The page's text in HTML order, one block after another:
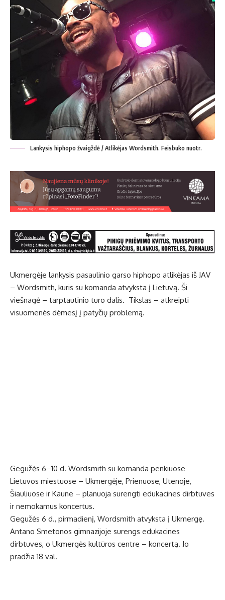
Lankysis hiphopo žvaigždė / Atlikėjas Wordsmith. Feisbuko nuotr.
Ukmergėje lankysis pasaulinio garso hiphopo atlikėjas iš JAV
– Wordsmith, kuris su komanda atvyksta į Lietuvą. Ši
viešnagė – tarptautinio turo dalis. Tikslas – atkreipti
visuomenės dėmesį į patyčių problemą.
Gegužės 6–10 d. Wordsmith su komanda penkiuose
Lietuvos miestuose – Ukmergėje, Prienuose, Utenoje,
Šiauliuose ir Kaune – planuoja surengti edukacines dirbtuves
ir nemokamus koncertus.
Gegužės 6 d., pirmadienį, Wordsmith atvyksta į Ukmergę.
Antano Smetonos gimnazijoje surengs edukacines
dirbtuves, o Ukmergės kultūros centre – koncertą. Jo
pradžia 18 val.